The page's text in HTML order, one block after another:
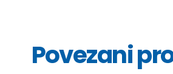
Povezani